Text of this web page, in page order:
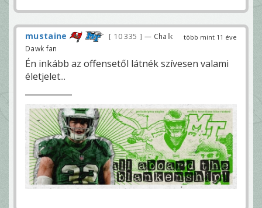
több mint 11 éve
mustaine 10 335
— Chalk
Dawk fan
Én inkább az offensetől látnék szívesen valami
életjelet...